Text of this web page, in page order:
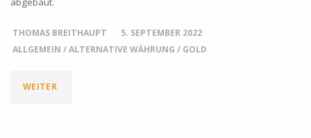
THOMAS BREITHAUPT
5. SEPTEMBER 2022
ALLGEMEIN /ALTERNATIVE WÄHRUNG / GOLD
WEITER"TOKENISIERUNG